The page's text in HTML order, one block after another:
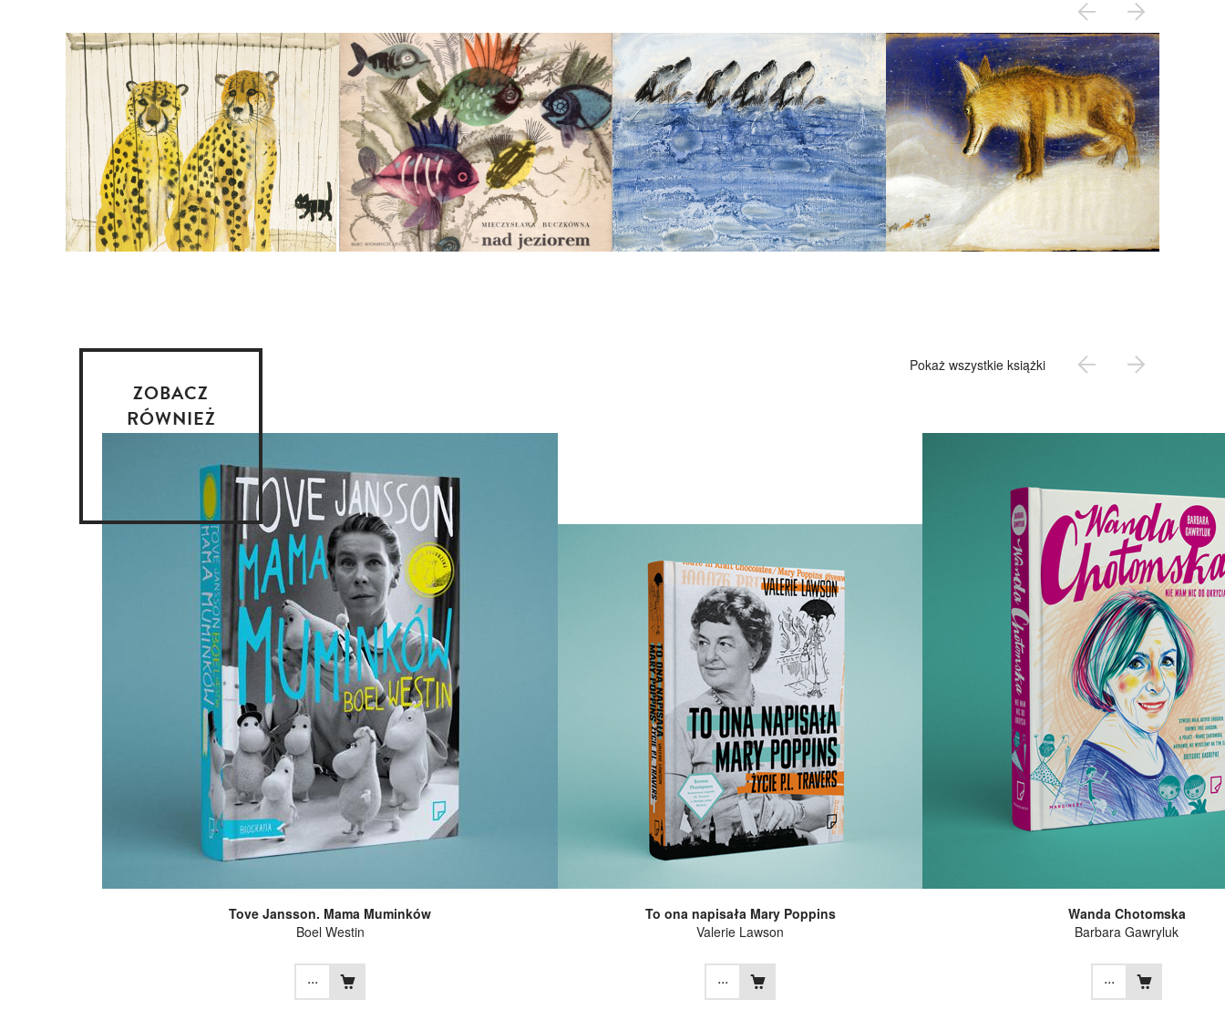
ZOBACZ
RÓWNIEŻ
Pokaż wszystkie książki
Tove Jansson. Mama Muminków
Boel Westin
...
To ona napisała Mary Poppins
Valerie Lawson
...
Wanda Chotomska
Barbara Gawryluk
...